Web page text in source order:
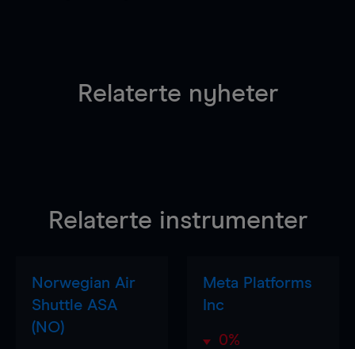
Relaterte nyheter
Relaterte instrumenter
Norwegian Air
Shuttle ASA
(NO)
Meta Platforms
Inc
0%